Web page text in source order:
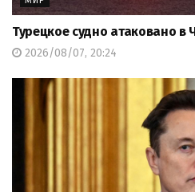
Турецкое судно атаковано в
2026/08/07, 20:24